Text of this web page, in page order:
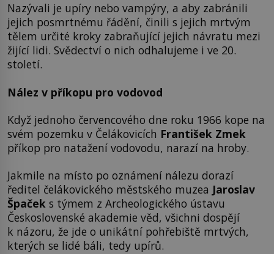
Nazývali je upíry nebo vampýry, a aby zabránili
jejich posmrtnému řádění, činili s jejich mrtvým
tělem určité kroky zabraňující jejich návratu mezi
žijící lidi. Svědectví o nich odhalujeme i ve 20.
století.
Nález v příkopu pro vodovod
Když jednoho červencového dne roku 1966 kope na
svém pozemku v Čelákovicích František Zmek
příkop pro natažení vodovodu, narazí na hroby.
Jakmile na místo po oznámení nálezu dorazí
ředitel čelákovického městského muzea Jaroslav
Špaček s týmem z Archeologického ústavu
Československé akademie věd, všichni dospějí
k názoru, že jde o unikátní pohřebiště mrtvých,
kterých se lidé báli, tedy upírů.